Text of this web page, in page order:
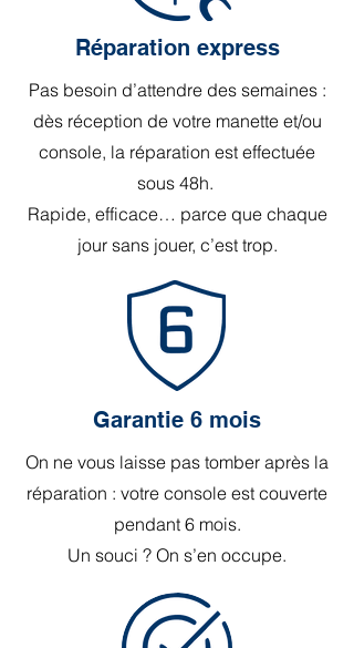
Réparation express
Pas besoin d’attendre des semaines :
dès réception de votre manette et/ou
console, la réparation est effectuée
sous 48h.
Rapide, efficace… parce que chaque
jour sans jouer, c’est trop.
Garantie 6 mois
On ne vous laisse pas tomber après la
réparation : votre console est couverte
pendant 6 mois.
Un souci ? On s’en occupe.